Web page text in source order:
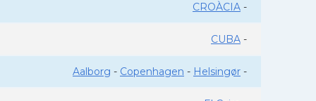
CROÀCIA -
CUBA -
Aalborg - Copenhagen - Helsingør -